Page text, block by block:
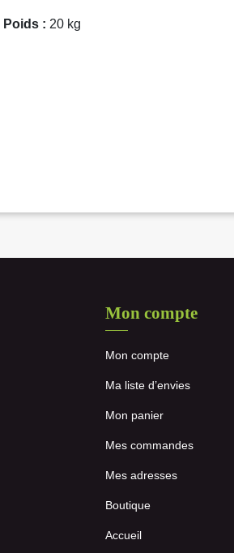
Poids : 20 kg
Mon compte
Mon compte
Ma liste d’envies
Mon panier
Mes commandes
Mes adresses
Boutique
Accueil